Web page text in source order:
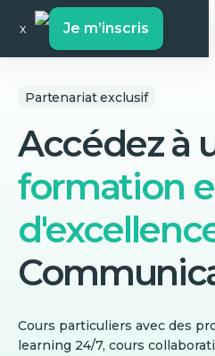
x Je m’inscris
Partenariat exclusif
Accédez à
formation
Cours particuliers avec des
learning 24/7, cours